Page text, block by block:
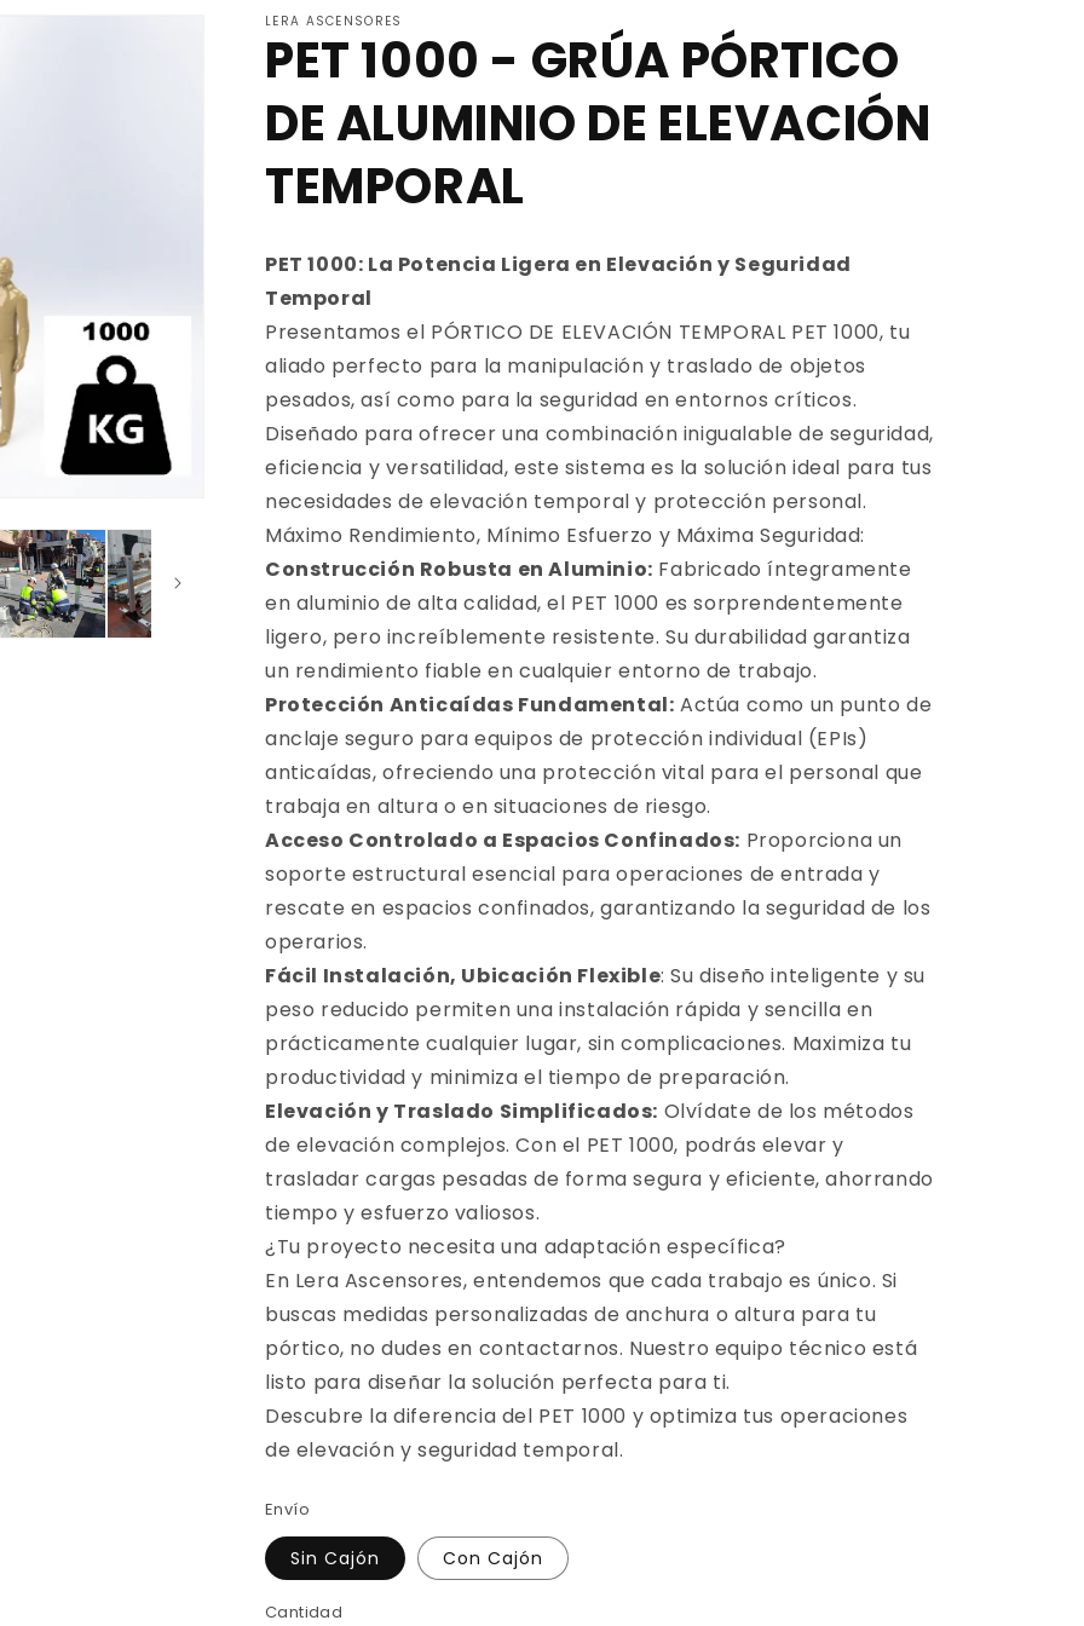
LERA ASCENSORES
PET 1000 - GRÚA PÓRTICO
DE ALUMINIO DE ELEVACIÓN
TEMPORAL
PET 1000: La Potencia Ligera en Elevación y Seguridad
Temporal
Presentamos el PÓRTICO DE ELEVACIÓN TEMPORAL PET 1000, tu
aliado perfecto para la manipulación y traslado de objetos
pesados, así como para la seguridad en entornos críticos.
Diseñado para ofrecer una combinación inigualable de seguridad,
eficiencia y versatilidad, este sistema es la solución ideal para tus
necesidades de elevación temporal y protección personal.
Máximo Rendimiento, Mínimo Esfuerzo y Máxima Seguridad:
Construcción Robusta en Aluminio: Fabricado íntegramente
en aluminio de alta calidad, el PET 1000 es sorprendentemente
ligero, pero increíblemente resistente. Su durabilidad garantiza
un rendimiento fiable en cualquier entorno de trabajo.
Protección Anticaídas Fundamental: Actúa como un punto de
anclaje seguro para equipos de protección individual (EPIs)
anticaídas, ofreciendo una protección vital para el personal que
trabaja en altura o en situaciones de riesgo.
Acceso Controlado a Espacios Confinados: Proporciona un
soporte estructural esencial para operaciones de entrada y
rescate en espacios confinados, garantizando la seguridad de los
operarios.
Fácil Instalación, Ubicación Flexible: Su diseño inteligente y su
peso reducido permiten una instalación rápida y sencilla en
prácticamente cualquier lugar, sin complicaciones. Maximiza tu
productividad y minimiza el tiempo de preparación.
Elevación y Traslado Simplificados: Olvídate de los métodos
de elevación complejos. Con el PET 1000, podrás elevar y
trasladar cargas pesadas de forma segura y eficiente, ahorrando
tiempo y esfuerzo valiosos.
¿Tu proyecto necesita una adaptación específica?
En Lera Ascensores, entendemos que cada trabajo es único. Si
buscas medidas personalizadas de anchura o altura para tu
pórtico, no dudes en contactarnos. Nuestro equipo técnico está
listo para diseñar la solución perfecta para ti.
Descubre la diferencia del PET 1000 y optimiza tus operaciones
de elevación y seguridad temporal.
Envío
Sin Cajón Con Cajón
Cantidad